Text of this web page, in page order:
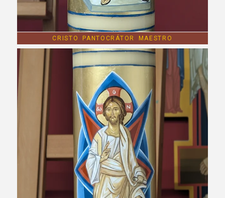
CRISTO PANTOCRÁTOR MAESTRO